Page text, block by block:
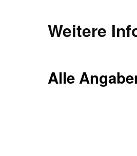
Weitere
Alle